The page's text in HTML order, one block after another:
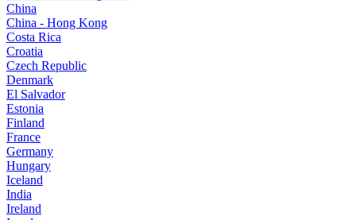
China
China - Hong Kong
Costa Rica
Croatia
Czech Republic
Denmark
El Salvador
Estonia
Finland
France
Germany
Hungary
Iceland
India
Ireland